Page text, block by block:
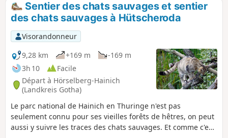
p
Sentier des chats sauvages et sentier
des chats sauvages à Hütscheroda
Visorandonneur
9,28 km
+169 m
-169 m
3h 10
Facile
Départ à Hörselberg-Hainich
(Landkreis Gotha)
Le parc national de Hainich en Thuringe n'est pas
seulement connu pour ses vieilles forêts de hêtres, on peut
aussi y suivre les traces des chats sauvages. Et comme c'est